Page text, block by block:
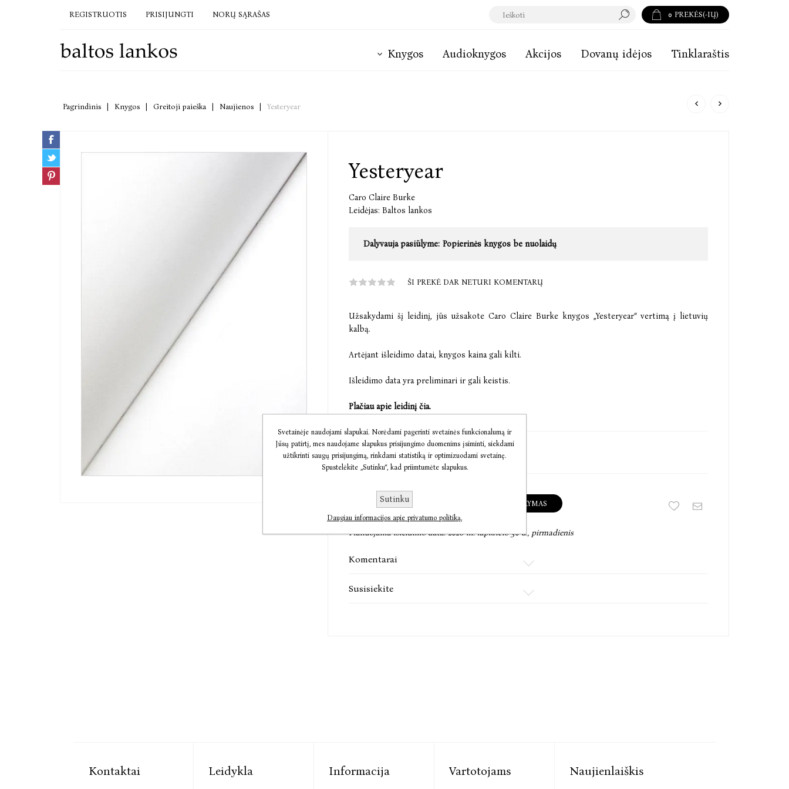
REGISTRUOTIS PRISIJUNGTI NORŲ SĄRAŠAS 0 PREKĖS(-IŲ)
Knygos Audioknygos Akcijos Dovanų idėjos Tinklaraštis
Pagrindinis Knygos Greitoji paieška Naujienos Yesteryear
Yesteryear
Caro Claire Burke
Leidėjas: Baltos lankos
Dalyvauja pasiūlyme: Popierinės knygos be nuolaidų
ŠI PREKĖ DAR NETURI KOMENTARŲ
Užsakydami šį leidinį, jūs užsakote Caro Claire Burke knygos „Yesteryear“ vertimą į lietuvių
kalbą.
Artėjant išleidimo datai, knygos kaina gali kilti.
Išleidimo data yra preliminari ir gali keistis.
Plačiau apie leidinį čia.
€15,81 €19,28
IŠANKSTINIS UŽSAKYMAS
Planuojama išleidimo data: 2026 m. lapkričio 30 d., pirmadienis
Komentarai
Susisiekite
Kontaktai Leidykla Informacija Vartotojams Naujienlaiškis
Svetainėje naudojami slapukai. Norėdami pagerinti svetainės funkcionalumą ir
Jūsų patirtį, mes naudojame slapukus prisijungimo duomenims įsiminti, siekdami
užtikrinti saugų prisijungimą, rinkdami statistiką ir optimizuodami svetainę.
Spustelėkite „Sutinku“, kad priimtumėte slapukus.
Sutinku
Daugiau informacijos apie privatumo politiką.